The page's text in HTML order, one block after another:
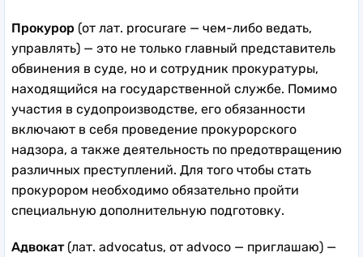
Прокурор (от лат. procurare — чем-либо ведать,
управлять) — это не только главный представитель
обвинения в суде, но и сотрудник прокуратуры,
находящийся на государственной службе. Помимо
участия в судопроизводстве, его обязанности
включают в себя проведение прокурорского
надзора, а также деятельность по предотвращению
различных преступлений. Для того чтобы стать
прокурором необходимо обязательно пройти
специальную дополнительную подготовку.
Адвокат(лат. advocatus, от advoco — приглашаю) —